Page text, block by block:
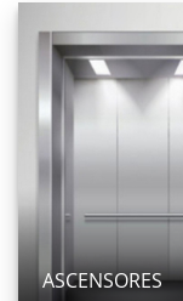
ASCENSORES